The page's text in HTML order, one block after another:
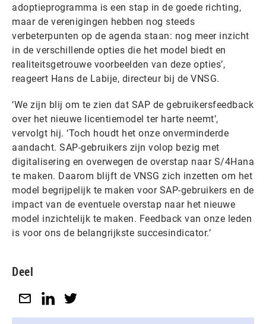
adoptieprogramma is een stap in de goede richting,
maar de verenigingen hebben nog steeds
verbeterpunten op de agenda staan: nog meer inzicht
in de verschillende opties die het model biedt en
realiteitsgetrouwe voorbeelden van deze opties’,
reageert Hans de Labije, directeur bij de VNSG.
‘We zijn blij om te zien dat SAP de gebruikersfeedback
over het nieuwe licentiemodel ter harte neemt’,
vervolgt hij. ‘Toch houdt het onze onverminderde
aandacht. SAP-gebruikers zijn volop bezig met
digitalisering en overwegen de overstap naar S/4Hana
te maken. Daarom blijft de VNSG zich inzetten om het
model begrijpelijk te maken voor SAP-gebruikers en de
impact van de eventuele overstap naar het nieuwe
model inzichtelijk te maken. Feedback van onze leden
is voor ons de belangrijkste succesindicator.’
Deel